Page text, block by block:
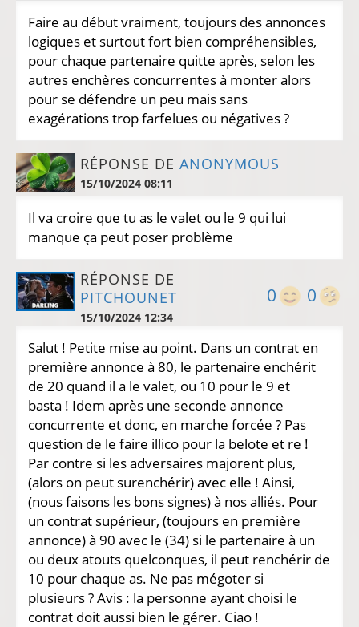
Faire au début vraiment, toujours des annonces
logiques et surtout fort bien compréhensibles,
pour chaque partenaire quitte après, selon les
autres enchères concurrentes à monter alors
pour se défendre un peu mais sans
exagérations trop farfelues ou négatives ?
RÉPONSE DE ANONYMOUS
15/10/2024 08:11
Il va croire que tu as le valet ou le 9 qui lui
manque ça peut poser problème
0
0
RÉPONSE DE
PITCHOUNET
15/10/2024 12:34
Salut ! Petite mise au point. Dans un contrat en
première annonce à 80, le partenaire enchérit
de 20 quand il a le valet, ou 10 pour le 9 et
basta ! Idem après une seconde annonce
concurrente et donc, en marche forcée ? Pas
question de le faire illico pour la belote et re !
Par contre si les adversaires majorent plus,
(alors on peut surenchérir) avec elle ! Ainsi,
(nous faisons les bons signes) à nos alliés. Pour
un contrat supérieur, (toujours en première
annonce) à 90 avec le (34) si le partenaire à un
ou deux atouts quelconques, il peut renchérir de
10 pour chaque as. Ne pas mégoter si
plusieurs ? Avis : la personne ayant choisi le
contrat doit aussi bien le gérer. Ciao !